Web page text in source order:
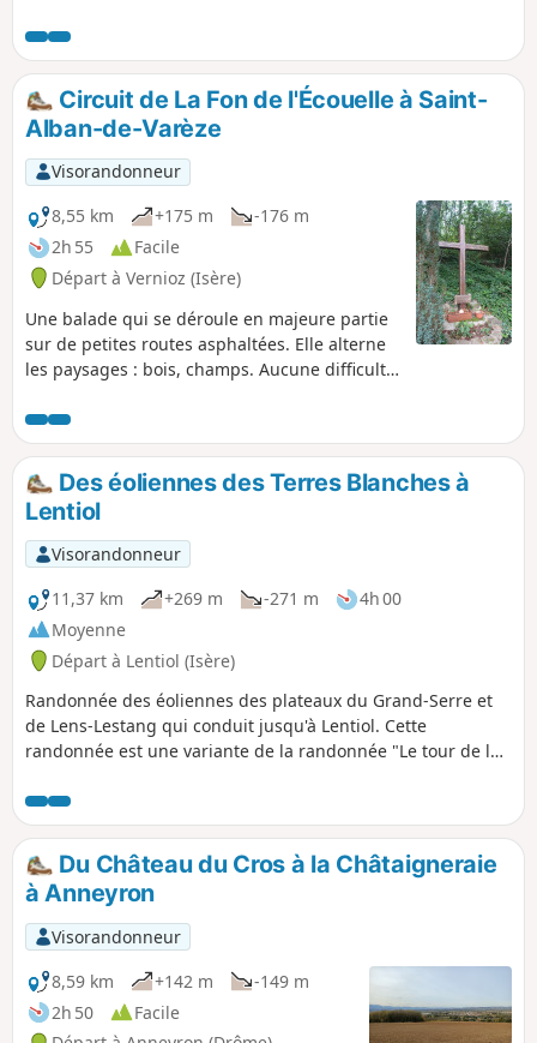
Circuit de La Fon de l'Écouelle à Saint-
Alban-de-Varèze
Visorandonneur
8,55 km
+175 m
-176 m
2h 55
Facile
Départ à Vernioz (Isère)
Une balade qui se déroule en majeure partie
sur de petites routes asphaltées. Elle alterne
les paysages : bois, champs. Aucune difficulté
début de balade.
Des éoliennes des Terres Blanches à
Lentiol
Visorandonneur
11,37 km
+269 m -271 m
4h 00
Moyenne
Départ à Lentiol (Isère)
Randonnée des éoliennes des plateaux du Grand-Serre et
de Lens-Lestang qui conduit jusqu'à Lentiol. Cette
randonnée est une variante de la randonnée "Le tour de la
va en bordure du village de Marcollin.
Du Château du Cros à la Châtaigneraie
à Anneyron
Visorandonneur
8,59 km
+142 m
-149 m
2h 50
Facile